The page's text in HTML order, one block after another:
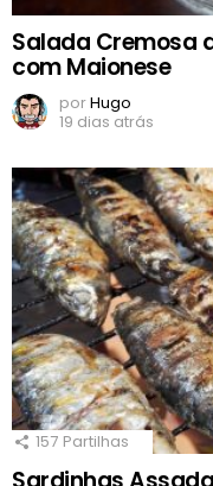
Salada Cremosa
com Maionese
porHugo
19 dias atrás
157 Partilhas